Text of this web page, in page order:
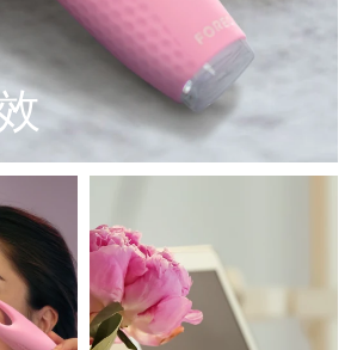
4 go
or gym bag
護膚
設備
cleansing devices
設備
facelift devices
3 go
red light therapy
& hydration
設備
facial hydration devices
4 baby
0-3
Teeth Whitening Set
+ sonic device & 18% PAP gel
設備
sonic toothbrushes
102
clinical anti-aging
P1 Primer
honey primer
202
221
LED hand mask
301
hair strengthening scalp massager
Scalp Serum
recovery probiotic serum
護膚品
skincare
肌膚年輕化
501
Red Light Therapy
502
Red Light Therapy
Red Light Serum
預計送達日期 8/9/26
預計送達日期
預計送達日期
預計送達日期
預計送達日期